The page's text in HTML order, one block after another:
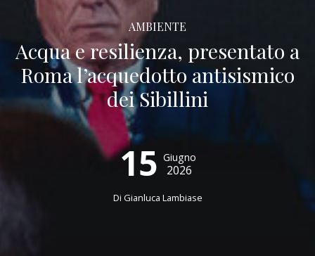
AMBIENTE
Acqua e resilienza, presentato a
Roma l’acquedotto antisismico
dei Sibillini
15 Giugno
2026
Di Gianluca Lambiase